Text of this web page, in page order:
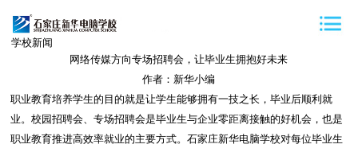
学校新闻
网络传媒方向专场招聘会，让毕业生拥抱好未来
作者：新华小编
职业教育培养学生的目的就是让学生能够拥有一技之长，毕业后顺利就
业。校园招聘会、专场招聘会是毕业生与企业零距离接触的好机会，也是
职业教育推进高效率就业的主要方式。石家庄新华电脑学校对每位毕业生